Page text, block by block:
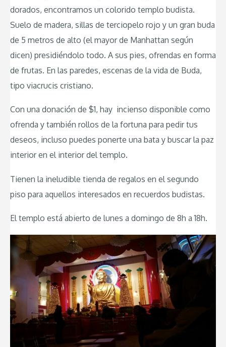
dorados, encontramos un colorido templo budista.
Suelo de madera, sillas de terciopelo rojo y un gran buda
de 5 metros de alto (el mayor de Manhattan según
dicen) presidiéndolo todo. A sus pies, ofrendas en forma
de frutas. En las paredes, escenas de la vida de Buda,
tipo viacrucis cristiano.
Con una donación de $1, hay incienso disponible como
ofrenda y también rollos de la fortuna para pedir tus
deseos, incluso puedes ponerte una bata y buscar la paz
interior en el interior del templo.
Tienen la ineludible tienda de regalos en el segundo
piso para aquellos interesados en recuerdos budistas.
El templo está abierto de lunes a domingo de 8h a 18h.